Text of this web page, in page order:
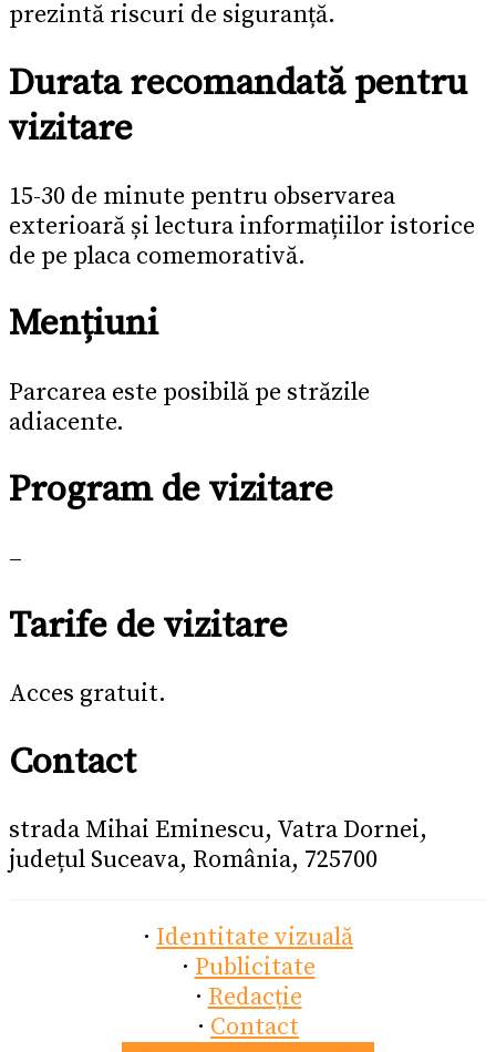
prezintă riscuri de siguranță.
Durata recomandată pentru
vizitare
15-30 de minute pentru observarea
exterioară și lectura informațiilor istorice
de pe placa comemorativă.
Mențiuni
Parcarea este posibilă pe străzile
adiacente.
Program de vizitare
–
Tarife de vizitare
Acces gratuit.
Contact
strada Mihai Eminescu, Vatra Dornei,
județul Suceava, România, 725700
· Identitate vizuală
· Publicitate
· Redacție
· Contact